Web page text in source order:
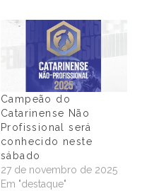
Campeão do
Catarinense Não
Profissional será
conhecido neste
sábado
27 de novembro de 2025
Em "destaque"